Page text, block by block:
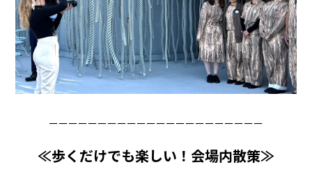
ーーーーーーーーーーーーーーーーーーーーーー
≪歩くだけでも楽しい！会場内散策≫